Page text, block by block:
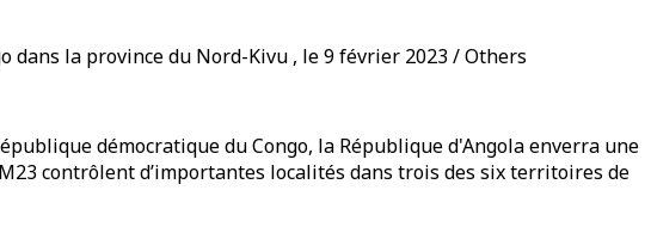
dans la province du Nord-Kivu , le 9 février 2023 / Others
démocratique du Congo, la République d'Angola enverra une
contrôlent d’importantes localités dans trois des six territoires de